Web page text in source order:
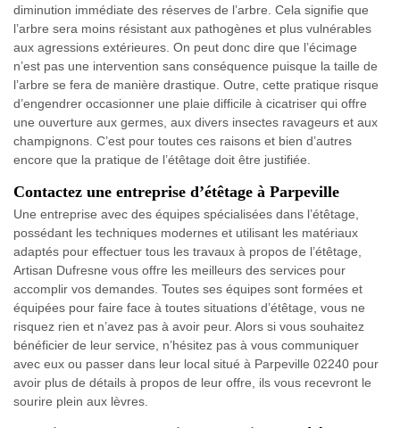
diminution immédiate des réserves de l’arbre. Cela signifie que
l’arbre sera moins résistant aux pathogènes et plus vulnérables
aux agressions extérieures. On peut donc dire que l’écimage
n’est pas une intervention sans conséquence puisque la taille de
l’arbre se fera de manière drastique. Outre, cette pratique risque
d’engendrer occasionner une plaie difficile à cicatriser qui offre
une ouverture aux germes, aux divers insectes ravageurs et aux
champignons. C’est pour toutes ces raisons et bien d’autres
encore que la pratique de l’étêtage doit être justifiée.
Contactez une entreprise d’étêtage à Parpeville
Une entreprise avec des équipes spécialisées dans l’étêtage,
possédant les techniques modernes et utilisant les matériaux
adaptés pour effectuer tous les travaux à propos de l’étêtage,
Artisan Dufresne vous offre les meilleurs des services pour
accomplir vos demandes. Toutes ses équipes sont formées et
équipées pour faire face à toutes situations d’étêtage, vous ne
risquez rien et n’avez pas à avoir peur. Alors si vous souhaitez
bénéficier de leur service, n’hésitez pas à vous communiquer
avec eux ou passer dans leur local situé à Parpeville 02240 pour
avoir plus de détails à propos de leur offre, ils vous recevront le
sourire plein aux lèvres.